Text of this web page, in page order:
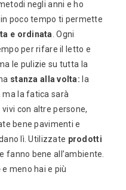
negli anni e ho
poco tempo ti permette
e ordinata . Ogni
per rifare il letto e
le pulizie su tutta la
stanza alla volta: la
ma la fatica sarà
con altre persone,
bene pavimenti e
lì. Utilizzate prodotti
fanno bene all’ambiente.
e meno hai e più